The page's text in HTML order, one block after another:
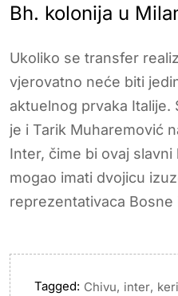
Bh. kolonija u
Ukoliko se transfer
vjerovatno neće biti
aktuelnog prvaka Italije.
je i Tarik Muharemović
Inter, čime bi ovaj
mogao imati dvojicu
reprezentativaca Bosne
Tagged: Chivu, inter,